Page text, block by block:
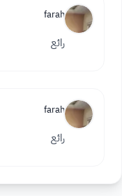
farah
رائع
farah
رائع